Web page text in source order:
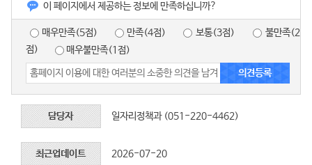
이 페이지에서 제공하는 정보에 만족하십니까?
매우만족(5점) 만족(4점) 보통(3점)
점)
매우불만족(1점)
담당자 일자리정책과 (051-220-4462)
최근업데이트 2026-07-20